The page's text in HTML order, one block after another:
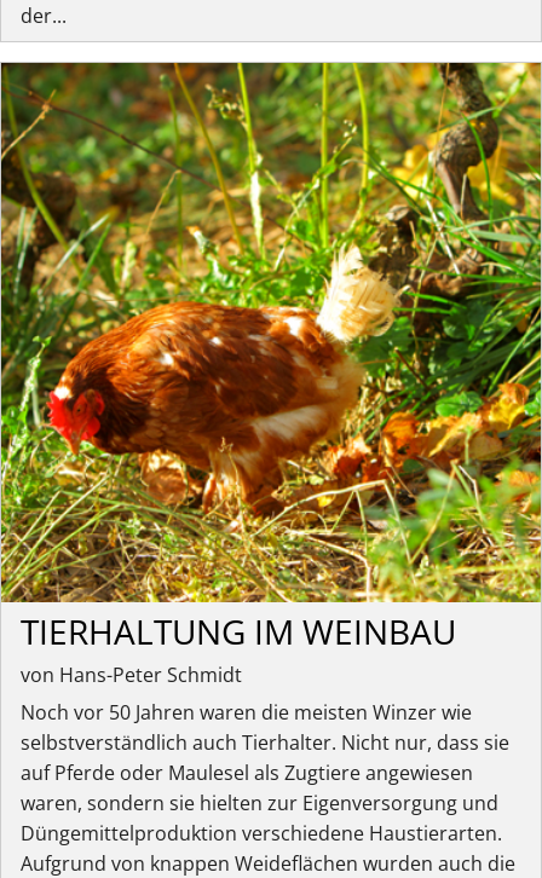
der...
TIERHALTUNG IM WEINBAU
von Hans-Peter Schmidt
Noch vor 50 Jahren waren die meisten Winzer wie
selbstverständlich auch Tierhalter. Nicht nur, dass sie
auf Pferde oder Maulesel als Zugtiere angewiesen
waren, sondern sie hielten zur Eigenversorgung und
Düngemittelproduktion verschiedene Haustierarten.
Aufgrund von knappen Weideflächen wurden auch die